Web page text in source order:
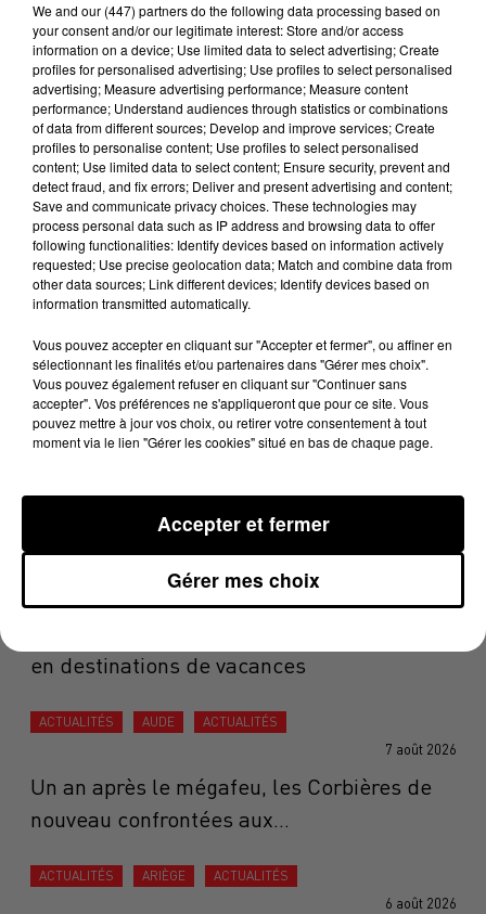
vient en effet de rejoindre le CO en provenance de la
Capitale et son acclimatation s'est faite rapidement,
il s'est dit "très contant, très heureux d'être dans le
Tarn", au micro 100% Radio de Jean-Marie Llense.
Julien Tastet a expliqué avair été "très bien accueilli
par le staff et les joueurs", pour lui, le Castres
Olympique est un club "avec des valeurs qui se
rapprochent de ce qu'il a connu quand il était à Mont-de-
Marsan". Il parle du CO comme étant un club "très
sain".
Prochain match pour le CO, ce sera une rencontre
amicale, le vendredi 22 Août 2025 contre le promu
Montauban.Puis le vendredi 29 Août, à Mazamet, face
aux Harlequins
en destinations de vacances
ACTUALITÉS AUDE ACTUALITÉS
7 août 2026
Un an après le mégafeu, les Corbières de
nouveau confrontées aux...
ACTUALITÉS ARIÈGE ACTUALITÉS
6 août 2026
We and our (447) partnersdo the following data processing based on
your consent and/or our legitimate interest: Store and/or access
information on a device; Use limited data to select advertising; Create
profiles for personalised advertising; Use profiles to select personalised
advertising; Measure advertising performance; Measure content
performance; Understand audiences through statistics or combinations
of data from different sources; Develop and improve services; Create
profiles to personalise content; Use profiles to select personalised
content; Use limited data to select content; Ensure security, prevent and
detect fraud, and fix errors; Deliver and present advertising and content;
Save and communicate privacy choices. These technologies may
process personal data such as IP address and browsing data to offer
following functionalities: Identify devices based on information actively
requested; Use precise geolocation data; Match and combine data from
other data sources; Link different devices; Identify devices based on
information transmitted automatically.
Vous pouvez accepter en cliquant sur "Accepter et fermer", ou affiner en
sélectionnant les finalités et/ou partenaires dans "Gérer mes choix".
Vous pouvez également refuser en cliquant sur "Continuer sans
accepter". Vos préférences ne s'appliqueront que pour ce site. Vous
pouvez mettre à jour vos choix, ou retirer votre consentement à tout
moment via le lien "Gérer les cookies" situé en bas de chaque page.
Gérer mes choix
Accepter et fermer